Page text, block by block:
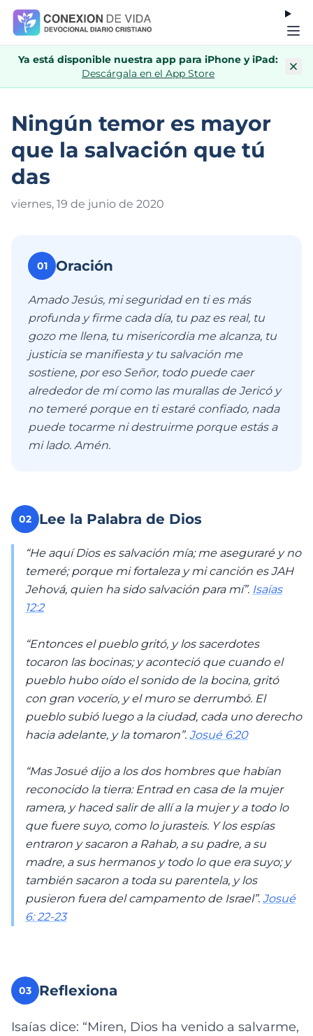
Ya está disponible nuestra app para iPhone y iPad:
Descárgala en el App Store
Ningún temor es mayor
que la salvación que tú
das
viernes, 19 de junio de 2020
01 Oración
Amado Jesús, mi seguridad en ti es más
profunda y firme cada día, tu paz es real, tu
gozo me llena, tu misericordia me alcanza, tu
justicia se manifiesta y tu salvación me
sostiene, por eso Señor, todo puede caer
alrededor de mí como las murallas de Jericó y
no temeré porque en ti estaré confiado, nada
puede tocarme ni destruirme porque estás a
mi lado. Amén.
02 Lee la Palabra de Dios
“He aquí Dios es salvación mía; me aseguraré y no
temeré; porque mi fortaleza y mi canción es JAH
Jehová, quien ha sido salvación para mí”. Isaías
12:2
“Entonces el pueblo gritó, y los sacerdotes
tocaron las bocinas; y aconteció que cuando el
pueblo hubo oído el sonido de la bocina, gritó
con gran vocerío, y el muro se derrumbó. El
pueblo subió luego a la ciudad, cada uno derecho
hacia adelante, y la tomaron”. Josué 6:20
“Mas Josué dijo a los dos hombres que habían
reconocido la tierra: Entrad en casa de la mujer
ramera, y haced salir de allí a la mujer y a todo lo
que fuere suyo, como lo jurasteis. Y los espías
entraron y sacaron a Rahab, a su padre, a su
madre, a sus hermanos y todo lo que era suyo; y
también sacaron a toda su parentela, y los
pusieron fuera del campamento de Israel”. Josué
6: 22-23
03 Reflexiona
Isaías dice: “Miren, Dios ha venido a salvarme,